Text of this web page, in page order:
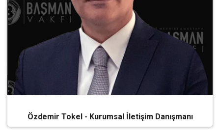
Özdemir Tokel - Kurumsal İletişim Danışmanı